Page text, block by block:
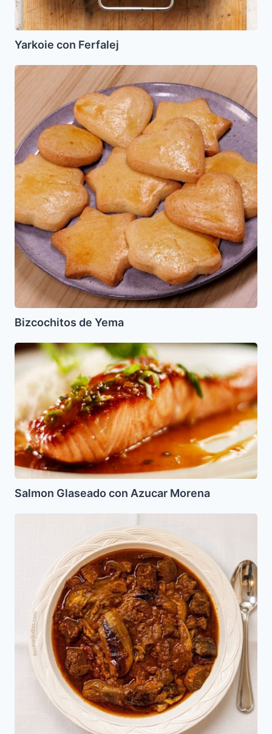
Yarkoie con Ferfalej
Bizcochitos
Bizcochitos de Yema
Salmon
Glaseado
Azucar
Morena
Salmon Glaseado con Azucar Morena